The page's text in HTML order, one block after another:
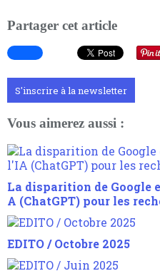
Partager cet article
S'inscrire à la newsletter
Vous aimerez aussi :
La disparition de Google
A (ChatGPT) pour les
EDITO / Octobre 2025